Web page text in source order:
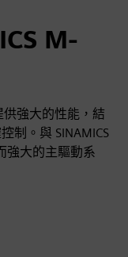
M-
供強大的性能，結
制。與 SINAMICS
強大的主驅動系